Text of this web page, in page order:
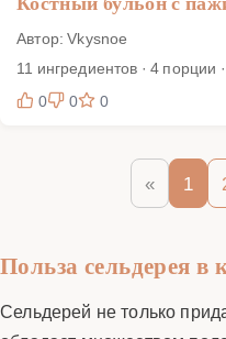
Автор: Vkysnoe
11 ингредиентов · 4 порции
0
0 0
« 1
Польза сельдерея в
Сельдерей не только